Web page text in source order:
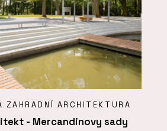
ZAHRADNÍ ARCHITEKTURA
- Mercandinovy sady